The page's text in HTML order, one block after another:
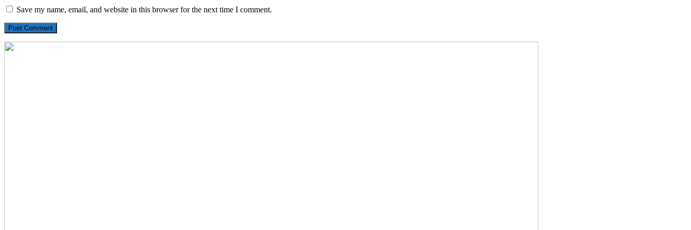
Save my name, email, and website in this browser for the next time I comment.